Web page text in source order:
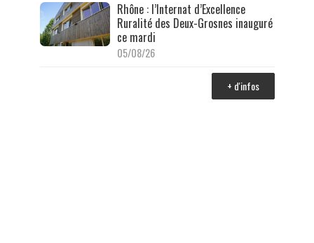
Rhône : l’Internat d’Excellence
Ruralité des Deux-Grosnes inauguré
ce mardi
05/08/26
+ d'infos